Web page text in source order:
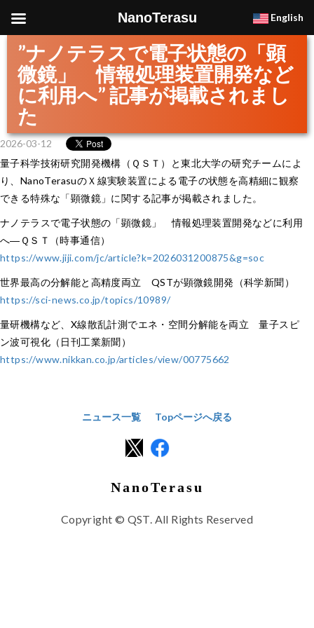
”ナノテラスで電子状態の「顕
微鏡」 情報処理装置開発など
に利用へ” 記事が掲載されまし
た
2026-03-12
量子科学技術研究開発機構（ＱＳＴ）と東北大学の研究チームによ
り、NanoTerasuのＸ線実験装置による電子の状態を高精細に観察
できる特殊な「顕微鏡」に関する記事が掲載されました。
ナノテラスで電子状態の「顕微鏡」 情報処理装置開発などに利用
へ―ＱＳＴ（時事通信）
https://www.jiji.com/jc/article?k=2026031200875&g=soc
世界最高の分解能と高精度両立 QSTが顕微鏡開発（科学新聞）
https://sci-news.co.jp/topics/10989/
量研機構など、X線散乱計測でエネ・空間分解能を両立 量子スピ
ン波可視化（日刊工業新聞）
https://www.nikkan.co.jp/articles/view/00775662
ニュース一覧 Topページへ戻る
NanoTerasu
Copyright © QST. All Rights Reserved
NanoTerasu English